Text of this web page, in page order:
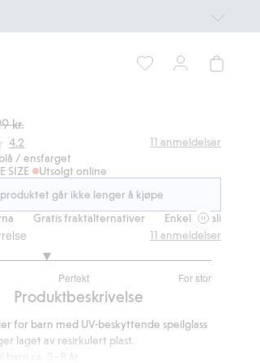
kr.
Gjennomsnittskarakter:
4.2 11 anmeldelser
/ ensfarget
SIZE
Utsolgt online
går ikke lenger å kjøpe
Gratis fraktalternativer Enkel betaling med
Perfekt For stor
11 anmeldelser
Produktbeskrivelse
for barn med UV-beskyttende speilglass
laget av resirkulert plast.